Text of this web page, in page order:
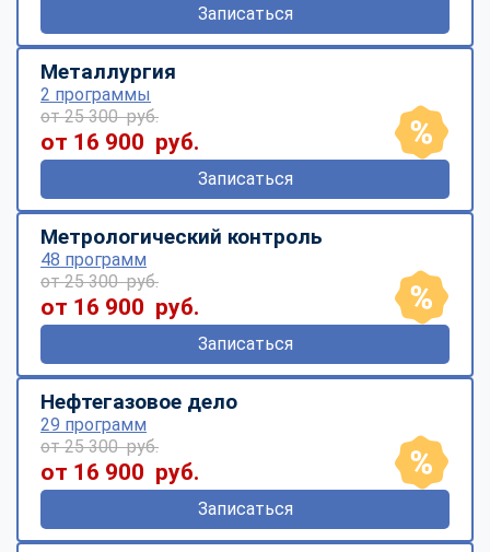
Записаться
Металлургия
2 программы
от 25 300 руб.
от 16 900 руб.
Записаться
Метрологический контроль
48 программ
от 25 300 руб.
от 16 900 руб.
Записаться
Нефтегазовое дело
29 программ
от 25 300 руб.
от 16 900 руб.
Записаться